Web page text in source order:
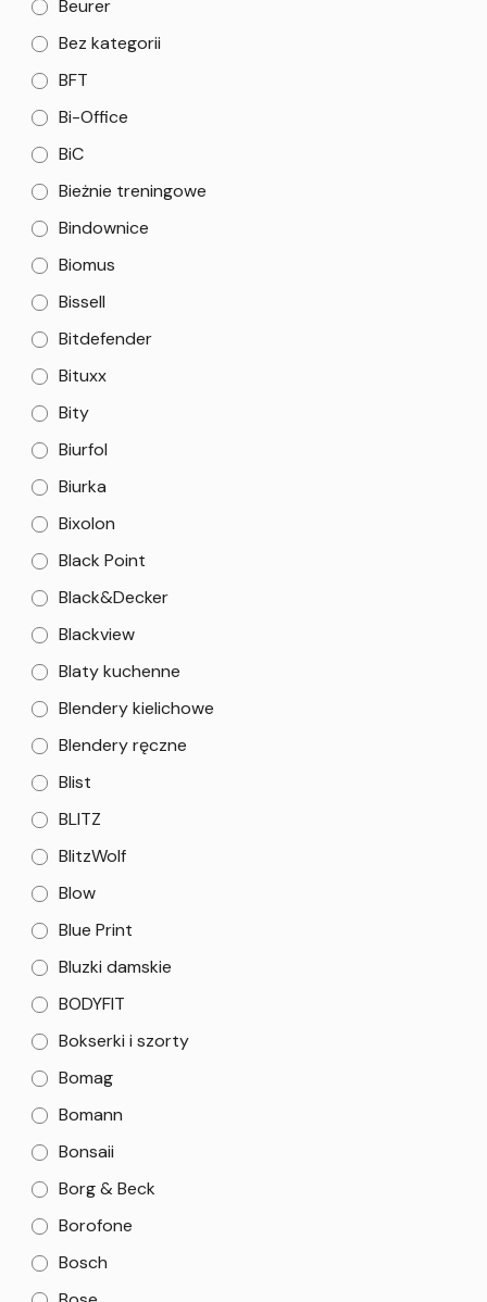
Beurer
Bez kategorii
BFT
Bi-Office
BiC
Bieżnie treningowe
Bindownice
Biomus
Bissell
Bitdefender
Bituxx
Bity
Biurfol
Biurka
Bixolon
Black Point
Black&Decker
Blackview
Blaty kuchenne
Blendery kielichowe
Blendery ręczne
Blist
BLITZ
BlitzWolf
Blow
Blue Print
Bluzki damskie
BODYFIT
Bokserki i szorty
Bomag
Bomann
Bonsaii
Borg & Beck
Borofone
Bosch